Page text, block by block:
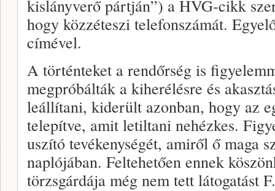
kislányverő pártján”) a HVG-cikk
hogy közzéteszi telefonszámát.
címével.
A történteket a rendőrség is
megpróbálták a kiherélésre és
leállítani, kiderült azonban, hogy az
telepítve, amit letiltani nehézkes.
uszító tevékenységét, amiről ő maga
naplójában. Feltehetően ennek
törzsgárdája még nem tett látogatást